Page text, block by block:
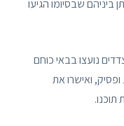
שבסיומו הגיעו
נועצו בבאי כוחם
ואישרו את
תוכנו.